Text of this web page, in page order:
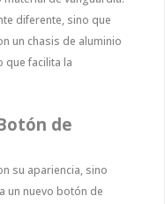
diferente, sino que
un chasis de aluminio
que facilita la
de
su apariencia, sino
un nuevo botón de